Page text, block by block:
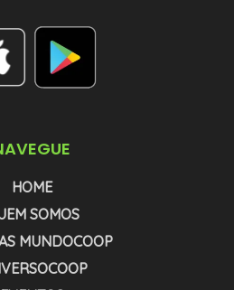
HOME
SOMOS
MUNDOCOOP